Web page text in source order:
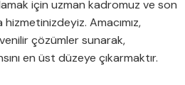
için uzman kadromuz ve son
Amacımız,
çözümler sunarak,
en üst düzeye çıkarmaktır.